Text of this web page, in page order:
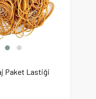
Paket Lastiği